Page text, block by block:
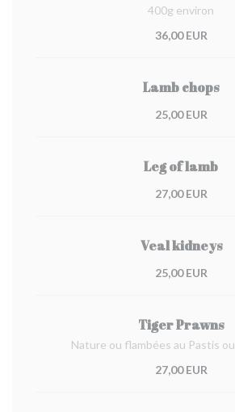
400g environ
36,00 EUR
Lamb chops
25,00 EUR
Leg of lamb
27,00 EUR
Veal kidneys
25,00 EUR
Tiger Prawns
Nature ou flambées au Pastis
27,00 EUR